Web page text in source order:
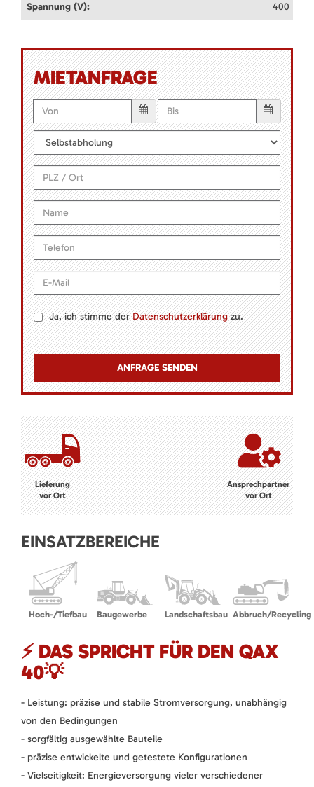
Spannung (V): 400
MIETANFRAGE
Ja, ich stimme derDatenschutzerklärungzu.
Lieferung
vor Ort
Ansprechpartner
vor Ort
EINSATZBEREICHE
Hoch-/Tiefbau Baugewerbe Landschaftsbau Abbruch/Recycling
⚡ DAS SPRICHT FÜR DEN QAX
40💡
- Leistung: präzise und stabile Stromversorgung, unabhängig
von den Bedingungen
- sorgfältig ausgewählte Bauteile
- präzise entwickelte und getestete Konfigurationen
- Vielseitigkeit: Energieversorgung vieler verschiedener